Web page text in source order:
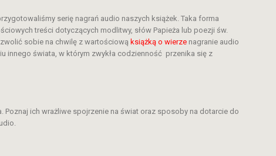
serię nagrań audio naszych książek. Taka forma
treści dotyczących modlitwy, słów Papieża lub poezji św.
sobie na chwilę z wartościową książką o wierze nagranie audio
innego świata, w którym zwykła codzienność przenika się z
Poznaj ich wrażliwe spojrzenie na świat oraz sposoby na dotarcie do